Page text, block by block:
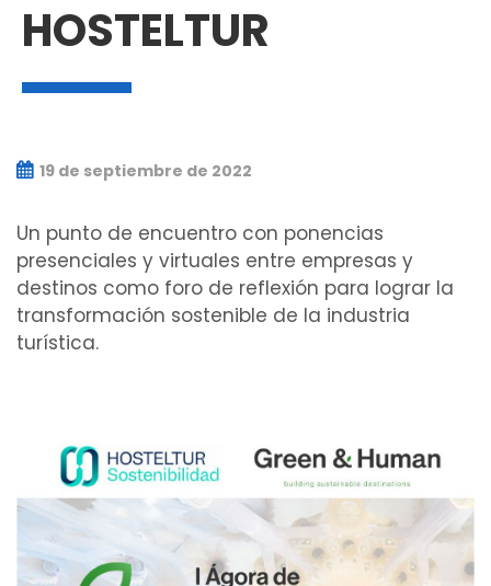
HOSTELTUR
19 de septiembre de 2022
Un punto de encuentro con ponencias
presenciales y virtuales entre empresas y
destinos como foro de reflexión para lograr la
transformación sostenible de la industria
turística.